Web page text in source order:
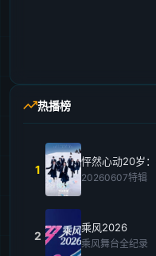
热播榜
1
怦然心动20岁
20260607特辑
2
乘风2026
乘风舞台全纪录